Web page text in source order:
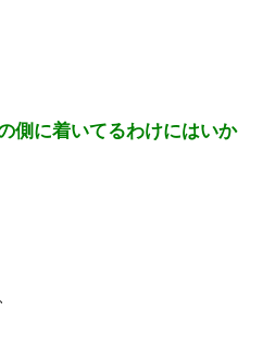
側に着いてるわけにはいか